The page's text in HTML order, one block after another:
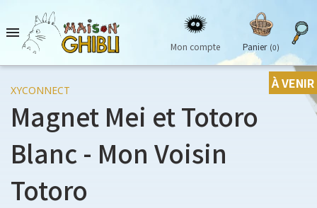

Mon compte Panier (0)
À VENIR
XYCONNECT
Magnet Mei et Totoro
Blanc - Mon Voisin
Totoro